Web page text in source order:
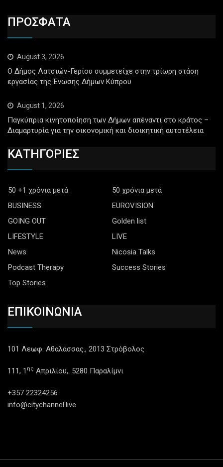
ΠΡΟΣΦΑΤΑ
August 3, 2026
Ο Δήμος Λατσιών-Γερίου συμμετείχε στην τρίωρη στάση
εργασίας της Ένωσης Δήμων Κύπρου
August 1, 2026
Παγκύπρια κινητοποίηση των Δήμων απέναντι στο κράτος –
Διαμαρτυρία για την οικονομική και διοικητική αυτοτέλεια
ΚΑΤΗΓΟΡΙΕΣ
50 +1 χρόνια μετά
50 χρόνια μετά
BUSINESS
EUROVISION
GOING OUT
Golden list
LIFESTYLE
LIVE
News
Nicosia Talks
Podcast Therapy
Success Stories
Top Stories
ΕΠΙΚΟΙΝΩΝΙΑ
101 Λεωφ. Αθαλάσσας., 2013 Στρόβολος
111, 1 ης Απριλίου,. 5280 Παραλίμνι
+357 22324256
info@citychannel.live